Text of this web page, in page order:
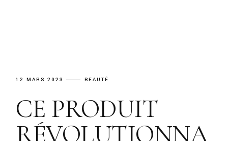
12 MARS 2023 BEAUTÉ
CE PRODUIT
RÉVOLUTIONNA